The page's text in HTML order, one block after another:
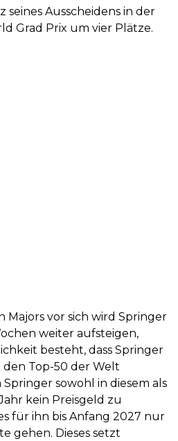
Ausscheidens in der
Grad Prix um vier Plätze.
Majors vor sich wird Springer
weiter aufsteigen,
besteht, dass Springer
den Top-50 der Welt
sowohl in diesem als
kein Preisgeld zu
für ihn bis Anfang 2027 nur
gehen. Dieses setzt